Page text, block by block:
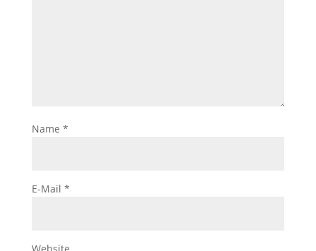
Name *
E-Mail *